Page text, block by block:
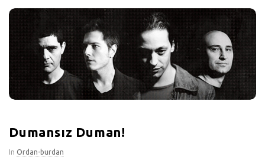
Dumansız Duman!
In Ordan-burdan